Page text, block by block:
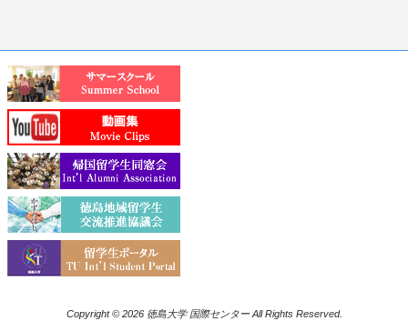
Copyright © 2026 徳島大学 国際センター All Rights Reserved.